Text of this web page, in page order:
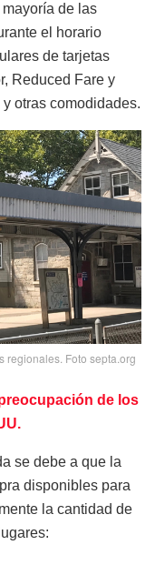
de las
el horario
de tarjetas
Reduced Fare y
otras comodidades.
regionales. Foto septa.org
de los
se debe a que la
disponibles para
la cantidad de